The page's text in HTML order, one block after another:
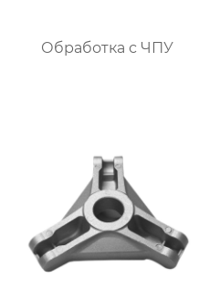
Обработка с ЧПУ